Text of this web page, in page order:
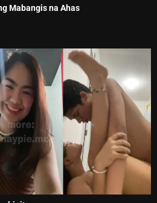
Mabangis na Ahas